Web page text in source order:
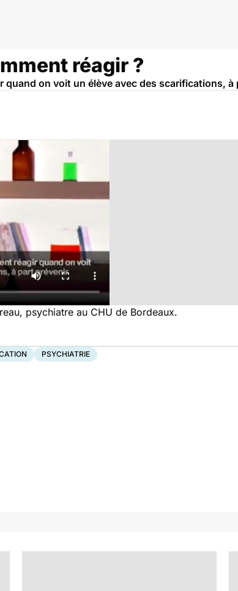
réagir ?
quand on voit un élève avec des scarifications, à
psychiatre au CHU de Bordeaux.
PSYCHIATRIE